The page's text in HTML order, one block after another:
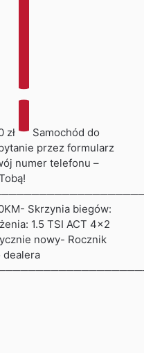
zł
Samochód do
przez formularz
numer telefonu –
Skrzynia biegów:
1.5 TSI ACT 4×2
nowy- Rocznik
dealera